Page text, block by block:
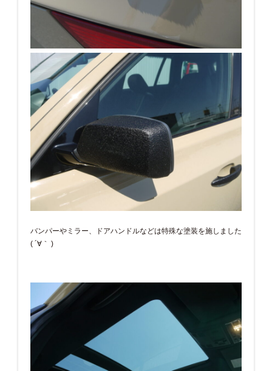
バンパーやミラー、ドアハンドルなどは特殊な塗装を施しました
( ´∀｀ )